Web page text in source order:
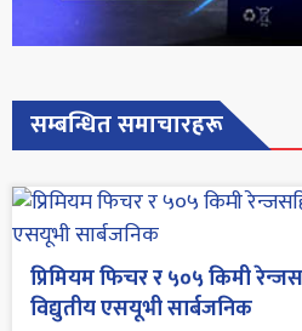
सम्बन्धित समाचारहरू
प्रिमियम फिचर र ५०५ किमी
विद्युतीय एसयूभी सार्बजनिक